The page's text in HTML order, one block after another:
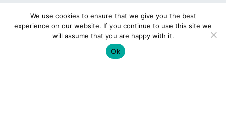
We use cookies to ensure that we give you the best
experience on our website. If you continue to use this site we
will assume that you are happy with it.
Ok